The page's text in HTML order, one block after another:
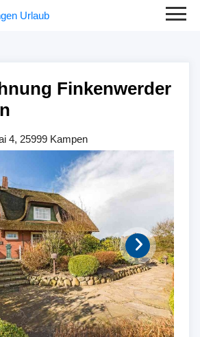
Finkenwerder
4, 25999 Kampen